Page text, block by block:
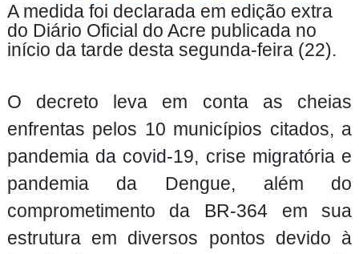
A medida foi declarada em edição extra
do Diário Oficial do Acre publicada no
início da tarde desta segunda-feira (22).
O decreto leva em conta as cheias
enfrentas pelos 10 municípios citados, a
pandemia da covid-19, crise migratória e
pandemia da Dengue, além do
comprometimento da BR-364 em sua
estrutura em diversos pontos devido à